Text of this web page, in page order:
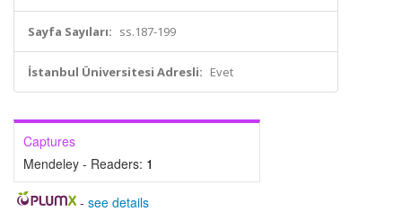
Sayfa Sayıları: ss.187-199
İstanbul Üniversitesi Adresli: Evet
Captures
Mendeley - Readers: 1
- see details